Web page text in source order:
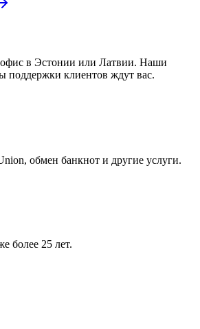
в Эстонии или Латвии. Наши
поддержки клиентов ждут вас.
обмен банкнот и другие услуги.
более 25 лет.